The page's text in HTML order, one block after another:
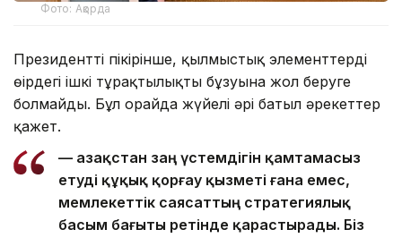
Фото: Ақорда
Президенттің пікірінше, қылмыстық элементтердің
өңірдегі ішкі тұрақтылықты бұзуына жол беруге
болмайды. Бұл орайда жүйелі әрі батыл әрекеттер
қажет.
— Қазақстан заң үстемдігін қамтамасыз
етуді құқық қорғау қызметі ғана емес,
мемлекеттік саясаттың стратегиялық
басым бағыты ретінде қарастырады. Біз